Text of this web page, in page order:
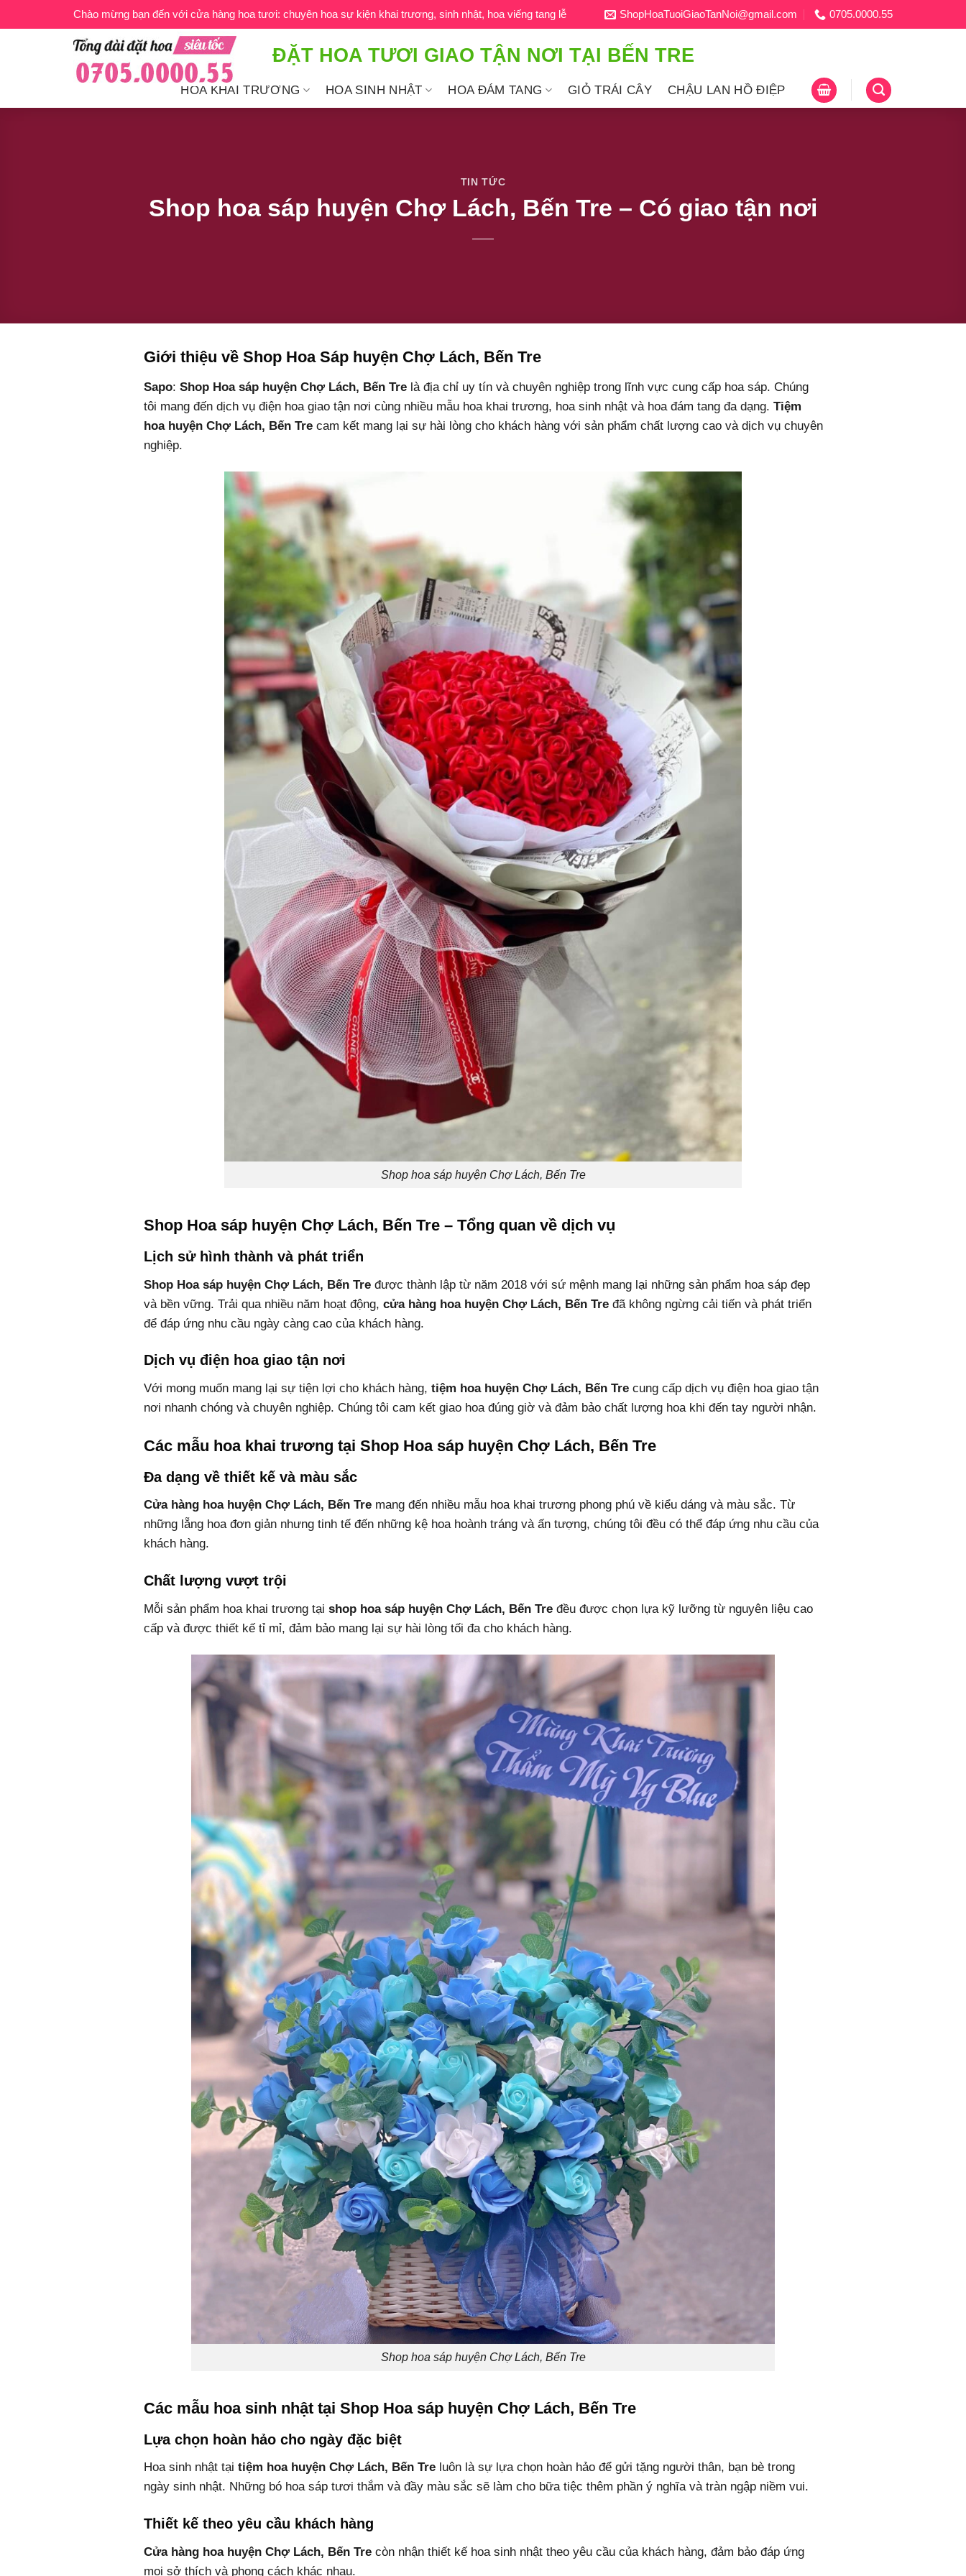
qua
Chào mừng bạn đến với cửa hàng hoa tươi: chuyên hoa sự kiện khai trương, sinh nhật, hoa viếng tang lễ ShopHoaTuoiGiaoTanNoi@gmail.com 0705.0000.55
ĐẶT HOA TƯƠI GIAO TẬN NƠI TẠI BẾN TRE
HOA KHAI TRƯƠNG HOA SINH NHẬT HOA ĐÁM TANG GIỎ TRÁI CÂY CHẬU LAN HỒ ĐIỆP
TIN TỨC
Shop hoa sáp huyện Chợ Lách, Bến Tre – Có giao tận nơi
Giới thiệu về Shop Hoa Sáp huyện Chợ Lách, Bến Tre
Sapo: Shop Hoa sáp huyện Chợ Lách, Bến Trelà địa chỉ uy tín và chuyên nghiệp trong lĩnh vực cung cấp hoa sáp. Chúng
tôi mang đến dịch vụ điện hoa giao tận nơi cùng nhiều mẫu hoa khai trương, hoa sinh nhật và hoa đám tang đa dạng. Tiệm
hoa huyện Chợ Lách, Bến Trecam kết mang lại sự hài lòng cho khách hàng với sản phẩm chất lượng cao và dịch vụ chuyên
nghiệp.
Shop hoa sáp huyện Chợ Lách, Bến Tre
Shop Hoa sáp huyện Chợ Lách, Bến Tre – Tổng quan về dịch vụ
Lịch sử hình thành và phát triển
Shop Hoa sáp huyện Chợ Lách, Bến Tređược thành lập từ năm 2018 với sứ mệnh mang lại những sản phẩm hoa sáp đẹp
và bền vững. Trải qua nhiều năm hoạt động, cửa hàng hoa huyện Chợ Lách, Bến Tređã không ngừng cải tiến và phát triển
để đáp ứng nhu cầu ngày càng cao của khách hàng.
Dịch vụ điện hoa giao tận nơi
Với mong muốn mang lại sự tiện lợi cho khách hàng, tiệm hoa huyện Chợ Lách, Bến Trecung cấp dịch vụ điện hoa giao tận
nơi nhanh chóng và chuyên nghiệp. Chúng tôi cam kết giao hoa đúng giờ và đảm bảo chất lượng hoa khi đến tay người nhận.
Các mẫu hoa khai trương tại Shop Hoa sáp huyện Chợ Lách, Bến Tre
Đa dạng về thiết kế và màu sắc
Cửa hàng hoa huyện Chợ Lách, Bến Tremang đến nhiều mẫu hoa khai trương phong phú về kiểu dáng và màu sắc. Từ
những lẵng hoa đơn giản nhưng tinh tế đến những kệ hoa hoành tráng và ấn tượng, chúng tôi đều có thể đáp ứng nhu cầu của
khách hàng.
Chất lượng vượt trội
Mỗi sản phẩm hoa khai trương tại shop hoa sáp huyện Chợ Lách, Bến Tređều được chọn lựa kỹ lưỡng từ nguyên liệu cao
cấp và được thiết kế tỉ mỉ, đảm bảo mang lại sự hài lòng tối đa cho khách hàng.
Shop hoa sáp huyện Chợ Lách, Bến Tre
Các mẫu hoa sinh nhật tại Shop Hoa sáp huyện Chợ Lách, Bến Tre
Lựa chọn hoàn hảo cho ngày đặc biệt
Hoa sinh nhật tại tiệm hoa huyện Chợ Lách, Bến Treluôn là sự lựa chọn hoàn hảo để gửi tặng người thân, bạn bè trong
ngày sinh nhật. Những bó hoa sáp tươi thắm và đầy màu sắc sẽ làm cho bữa tiệc thêm phần ý nghĩa và tràn ngập niềm vui.
Thiết kế theo yêu cầu khách hàng
Cửa hàng hoa huyện Chợ Lách, Bến Trecòn nhận thiết kế hoa sinh nhật theo yêu cầu của khách hàng, đảm bảo đáp ứng
mọi sở thích và phong cách khác nhau.